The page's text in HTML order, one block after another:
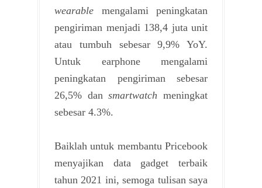
wearable mengalami peningkatan
pengiriman menjadi 138,4 juta unit
atau tumbuh sebesar 9,9% YoY.
Untuk earphone mengalami
peningkatan pengiriman sebesar
26,5% dansmartwatch meningkat
sebesar 4.3%.
Baiklah untuk membantu Pricebook
menyajikan data gadget terbaik
tahun 2021 ini, semoga tulisan saya